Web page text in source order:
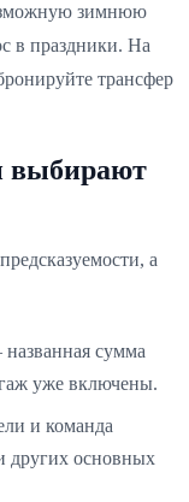
зимнюю
в праздники. На
трансфер
выбирают
а
сумма
уже включены.
и команда
других основных